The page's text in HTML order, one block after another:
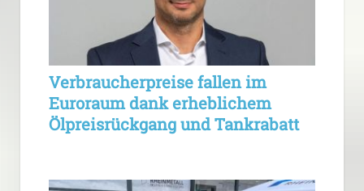
Verbraucherpreise fallen im
Euroraum dank erheblichem
Ölpreisrückgang und Tankrabatt